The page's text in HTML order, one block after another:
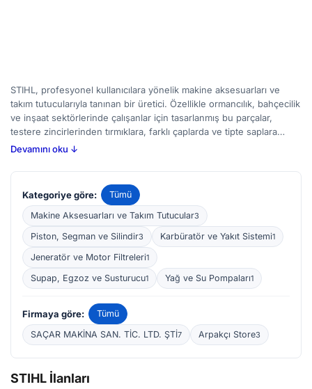
STIHL, profesyonel kullanıcılara yönelik makine aksesuarları ve
takım tutucularıyla tanınan bir üretici. Özellikle ormancılık, bahçecilik
ve inşaat sektörlerinde çalışanlar için tasarlanmış bu parçalar,
testere zincirlerinden tırmıklara, farklı çaplarda ve tipte saplara
uygun takımdan tutuculara kadar geniş bir yelpazede sunuluyor. Bu
iş verimliliği desteklenebilir ve çeşitli görevlerde daha güvenli
çalışma sağlanabilir. BirMakine'de STIHL aksesuar ve takım tutucu
ilanlarını inceleyerek, ihtiyaç duyduğunuz parçayı yeni veya ikinci el
olarak karşılaştırabilirsiniz. Kullanıcılar, uyumlu makinelerle çalışıp
çalışmadığını kontrol ederek ve malzeme kalitesini değerlendirerek
doğru seçimi yapmalı.
Devamını oku ↓
Kategoriye göre:
Tümü
Makine Aksesuarları ve Takım Tutucular3
Piston, Segman ve Silindir3 Karbüratör ve Yakıt Sistemi1
Jeneratör ve Motor Filtreleri1
Supap, Egzoz ve Susturucu1 Yağ ve Su Pompaları1
Firmaya göre:
Tümü
SAÇAR MAKİNA SAN. TİC. LTD. ŞTİ7 Arpakçı Store3
STIHL İlanları